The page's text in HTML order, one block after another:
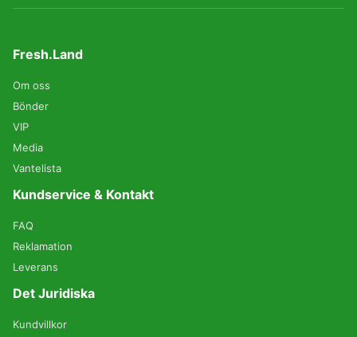
Fresh.Land
Om oss
Bönder
VIP
Media
Vantelista
Kundservice & Kontakt
FAQ
Reklamation
Leverans
Det Juridiska
Kundvillkor